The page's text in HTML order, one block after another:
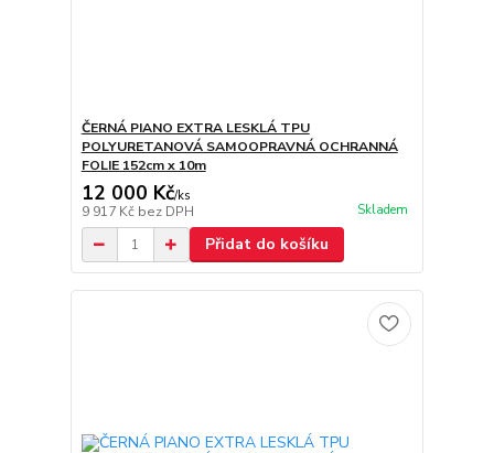
ČERNÁ PIANO EXTRA LESKLÁ TPU
POLYURETANOVÁ SAMOOPRAVNÁ OCHRANNÁ
FOLIE 152cm x 10m
12 000 Kč/ks
9 917 Kč bez DPH Skladem
Přidat do košíku